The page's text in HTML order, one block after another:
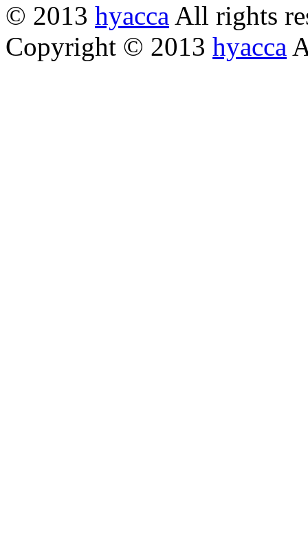
© 2013 hyacca All rights
Copyright © 2013 hyacca